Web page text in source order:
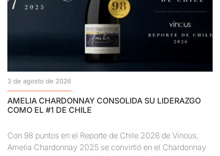
3 de agosto de 2026
AMELIA CHARDONNAY CONSOLIDA SU LIDERAZGO
COMO EL #1 DE CHILE
Con 98 puntos en el Reporte de Chile 2026 de Vinous,
Amelia Chardonnay 2025 se convirtió en el Chardonnay